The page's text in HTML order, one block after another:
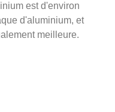
est d'environ
d'aluminium, et
meilleure.